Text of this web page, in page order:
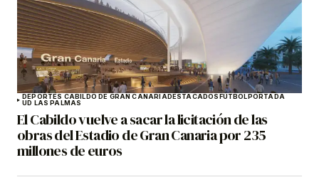
DEPORTES CABILDO DE GRAN CANARIADESTACADOSFÚTBOLPORTADA
UD LAS PALMAS
El Cabildo vuelve a sacar la licitación de las
obras del Estadio de Gran Canaria por 235
millones de euros